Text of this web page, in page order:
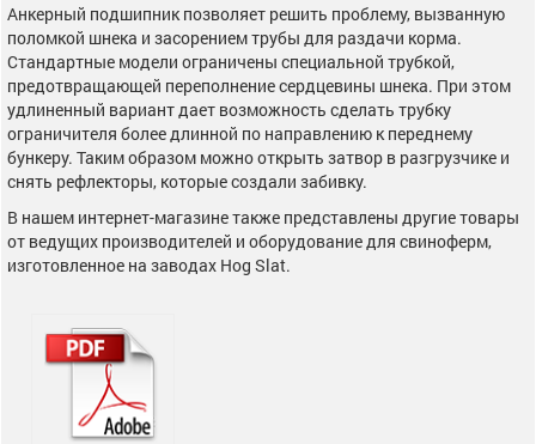
Анкерный подшипник позволяет решить проблему, вызванную
поломкой шнека и засорением трубы для раздачи корма.
Стандартные модели ограничены специальной трубкой,
предотвращающей переполнение сердцевины шнека. При этом
удлиненный вариант дает возможность сделать трубку
ограничителя более длинной по направлению к переднему
бункеру. Таким образом можно открыть затвор в разгрузчике и
снять рефлекторы, которые создали забивку.
В нашем интернет-магазине также представлены другие товары
от ведущих производителей и оборудование для свиноферм,
изготовленное на заводах Hog Slat.